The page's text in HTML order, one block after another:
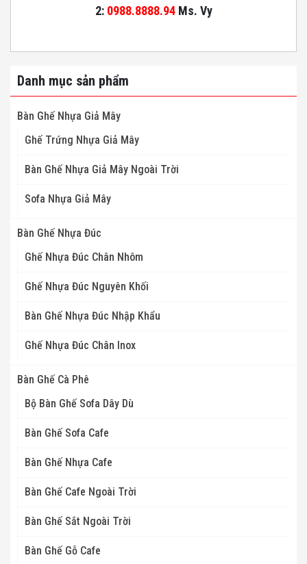
2: 0988.8888.94 Ms. Vy
Danh mục sản phẩm
Bàn Ghế Nhựa Giả Mây
Ghế Trứng Nhựa Giả Mây
Bàn Ghế Nhựa Giả Mây Ngoài Trời
Sofa Nhựa Giả Mây
Bàn Ghế Nhựa Đúc
Ghế Nhựa Đúc Chân Nhôm
Ghế Nhựa Đúc Nguyên Khối
Bàn Ghế Nhựa Đúc Nhập Khẩu
Ghế Nhựa Đúc Chân Inox
Bàn Ghế Cà Phê
Bộ Bàn Ghế Sofa Dây Dù
Bàn Ghế Sofa Cafe
Bàn Ghế Nhựa Cafe
Bàn Ghế Cafe Ngoài Trời
Bàn Ghế Sắt Ngoài Trời
Bàn Ghế Gỗ Cafe